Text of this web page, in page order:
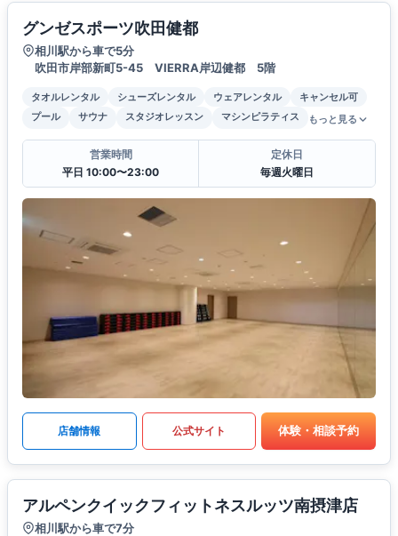
グンゼスポーツ吹田健都
相川駅から車で5分
吹田市岸部新町5-45 VIERRA岸辺健都 5階
タオルレンタル シューズレンタル ウェアレンタル
キャンセル可
プール
サウナ スタジオレッスン マシンピラティス もっと見る
営業時間
平日 10:00〜23:00
定休日
毎週火曜日
店舗情報 公式サイト 体験・相談予約
アルペンクイックフィットネスルッツ南摂津店
相川駅から車で7分